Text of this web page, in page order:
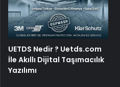
UETDS Nedir ? Uetds.com
İle Akıllı Dijital Taşımacılık
Yazılımı